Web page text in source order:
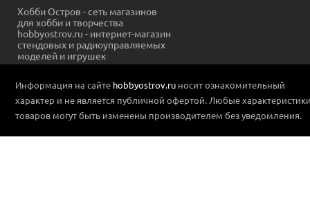
Хобби Остров - сеть магазинов
для хобби и творчества
hobbyostrov.ru - интернет-магазин
стендовых и радиоуправляемых
моделей и игрушек
Информация на сайте hobbyostrov.ru носит ознакомительный
характер и не является публичной офертой. Любые
товаров могут быть изменены производителем без уведомления.